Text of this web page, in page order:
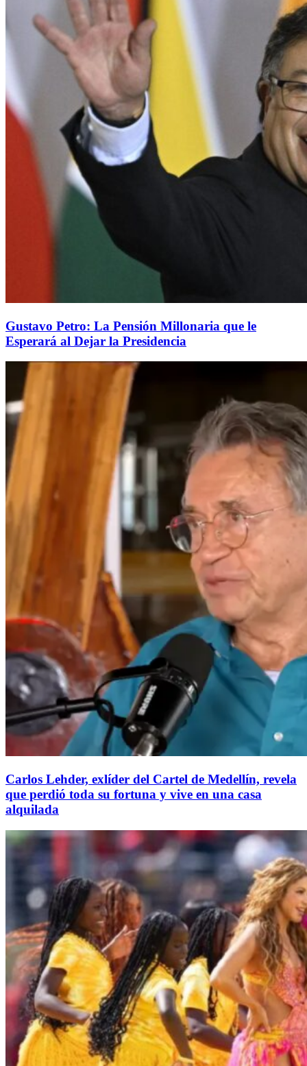
Gustavo Petro: La Pensión Millonaria que le
Esperará al Dejar la Presidencia
Carlos Lehder, exlíder del Cartel de Medellín, revela
que perdió toda su fortuna y vive en una casa
alquilada